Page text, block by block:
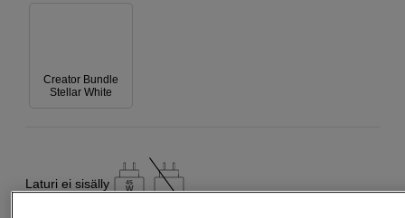
Creator Bundle
Stellar White
Laturi ei sisälly 45
W